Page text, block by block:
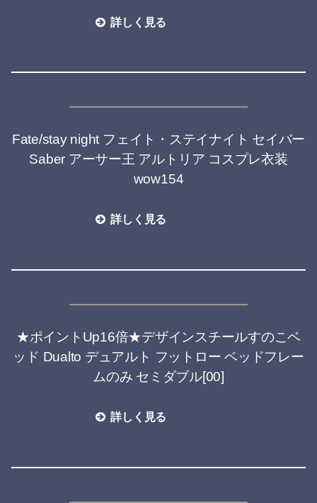
詳しく見る
Fate/stay night フェイト・ステイナイト セイバー
Saber アーサー王 アルトリア コスプレ衣装
wow154
詳しく見る
★ポイントUp16倍★デザインスチールすのこベ
ッド Dualto デュアルト フットロー ベッドフレー
ムのみ セミダブル[00]
詳しく見る